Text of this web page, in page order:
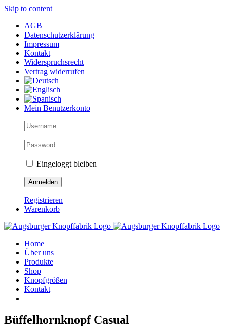
Skip to content
AGB
Datenschutzerklärung
Impressum
Kontakt
Widerspruchsrecht
Vertrag widerrufen
Mein Benutzerkonto
Eingeloggt bleiben
Registrieren
Warenkorb
Home
Über uns
Produkte
Shop
Knopfgrößen
Kontakt
Büffelhornknopf Casual